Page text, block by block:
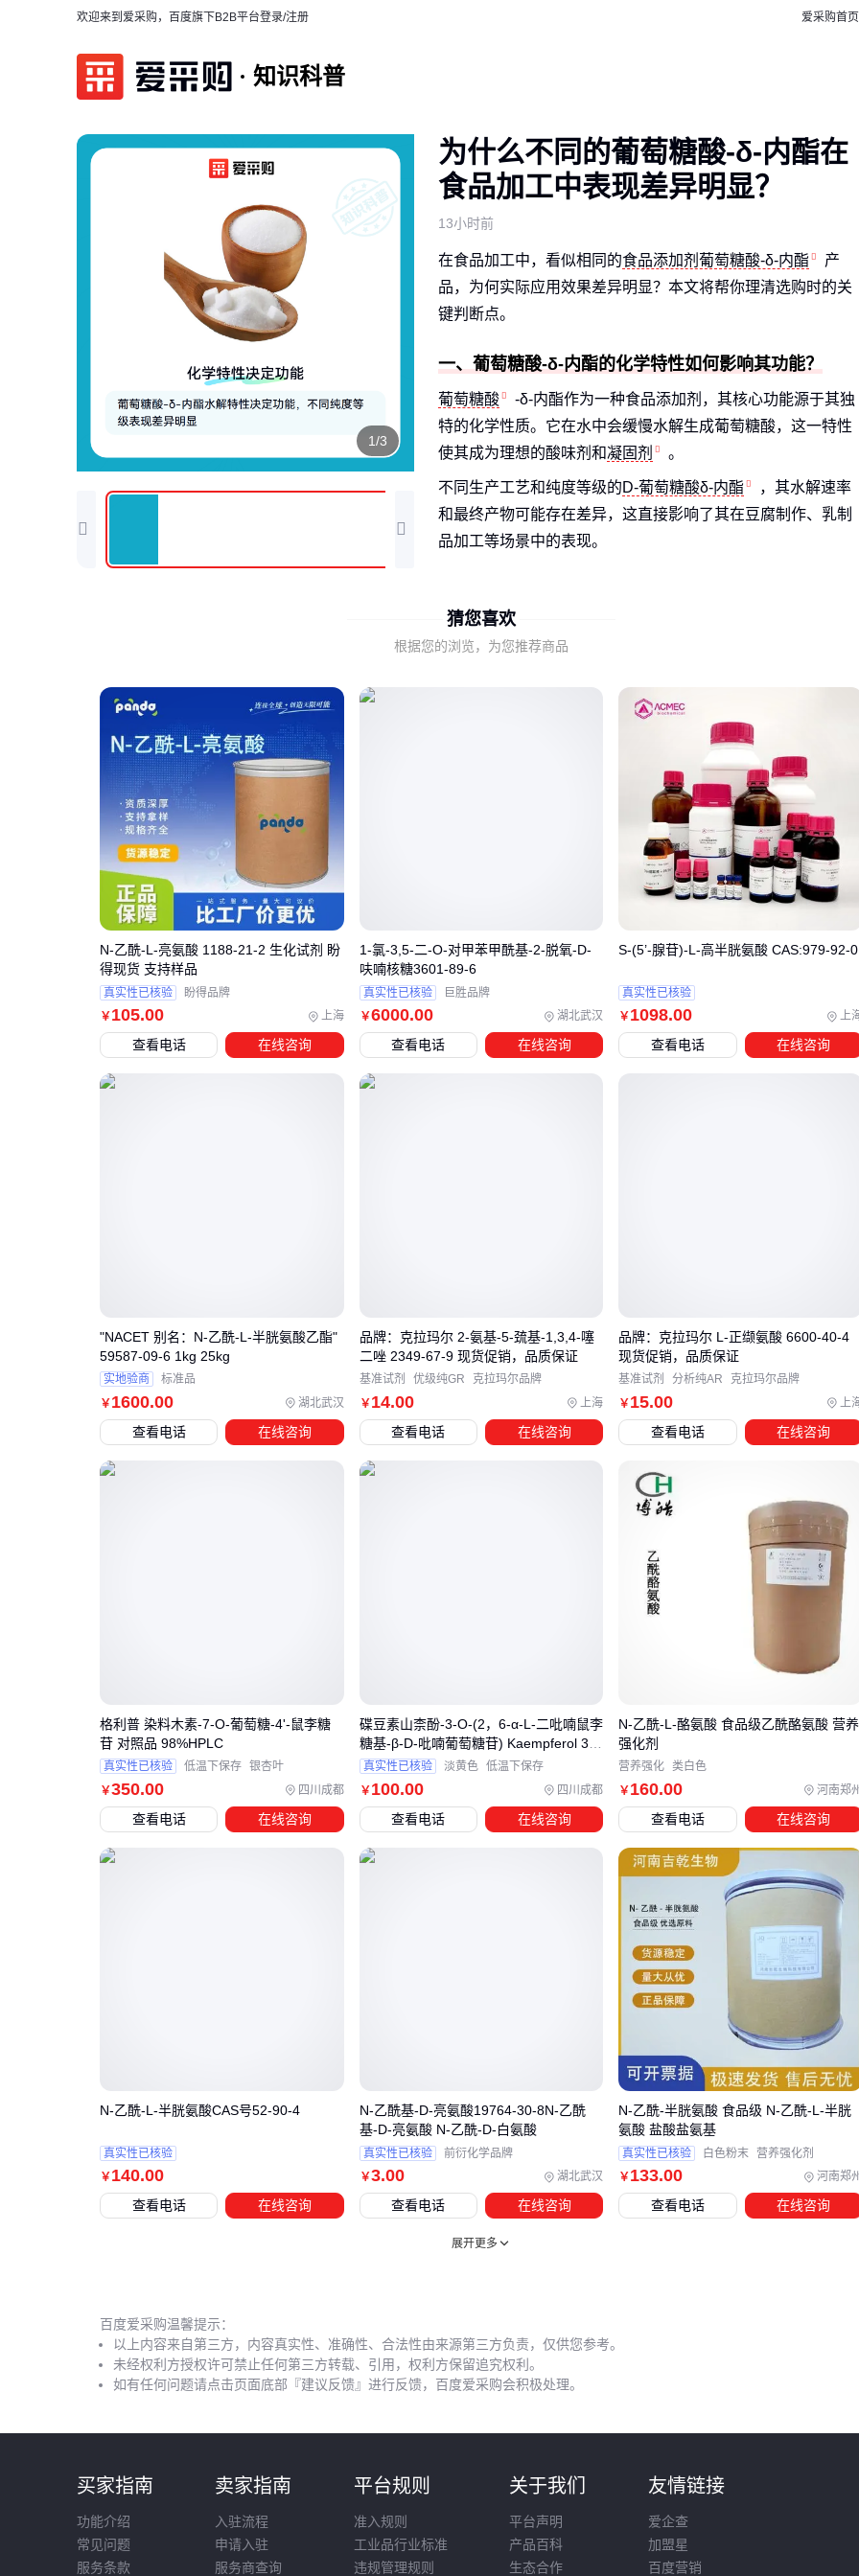
欢迎来到爱采购，百度旗下B2B平台登录/注册 爱采购首页
知识科普
1/3
为什么不同的葡萄糖酸-δ-内酯在
食品加工中表现差异明显？
13小时前
在食品加工中，看似相同的食品添加剂葡萄糖酸-δ-内酯
产
品，为何实际应用效果差异明显？本文将帮你理清选购时的关
键判断点。
一、葡萄糖酸-δ-内酯的化学特性如何影响其功能？
葡萄糖酸
-δ-内酯作为一种食品添加剂，其核心功能源于其独
特的化学性质。它在水中会缓慢水解生成葡萄糖酸，这一特性
使其成为理想的酸味剂和凝固剂 。
不同生产工艺和纯度等级的D-葡萄糖酸δ-内酯
，其水解速率
和最终产物可能存在差异，这直接影响了其在豆腐制作、乳制
品加工等场景中的表现。
产品的纯度、水解特性等关键因素。
豆腐凝固剂葡萄糖酸内酯
使用时，需要关注其凝固速度
和最终豆腐质地的平衡。水解过快的产品可能导致豆腐质地粗
糙，而水解过慢则影响生产效率。
食品级葡萄糖酸内酯
更多发挥酸味调节功
能，这时产品的溶解性和风味特性就比凝固速度更为关键。
这些差异解释了为什么同一款葡萄糖酸-δ-内酯在不同加工场景
中表现可能大相径庭。选购前明确自己的主要加工需求，是避
三、如何根据应用场景选择葡萄糖酸-δ-内酯产品？
选择葡萄糖酸-δ-内酯时，首先要明确具体的应用场景，因为不
同场景对产品的纯度、溶解速度和反应特性要求差异明显。
慢，适合需要细腻口感的豆腐；而混合使用可调整凝固时间与
质地。
最后，无论选择哪种产品，都应查看其执行标准和保质期，确
保符合食品安全要求。实际采购时，建议先索取样品进行小
四、为什么溶解设备和防护工具会影响葡萄糖酸-δ-内酯
采购食品添加剂葡萄糖酸-δ-内酯后，许多用户容易忽略配套设
备的重要性。实际上，溶解容器的材质和搅拌效率直接影响其
不锈钢溶解罐
因其耐腐蚀性和易清洁特
性，更适合长期处理酸性溶液，而普通塑料容器可能因材质不
防腐蚀手套 和护目镜
能避免粉末接触皮肤或眼睛引发的
刺激
塑料计量勺
可控制添加量，减少因称量误差导致的
成品品质波动
帮助实时监控反应条件，确保加工稳
这些配套工具看似增加初期成本，但能显著降低操作风险和生
产损耗。建议根据实际生产规模选择容量匹配的不锈钢溶解
五、哪些操作细节会让葡萄糖酸-δ-内酯的效能大打折
溶解环节是影响效果的关键节点。使用不锈钢溶解罐时，建议
先注入适量温水（40-50℃）再加入粉末，能加速溶解并减少结
块。直接倒入冷水可能导致局部浓度过高，形成难以分散的凝
需要特别注意的潜在问题：
避免与铁、铝容器长时间接触，可能引发不必要的金属离子
记录每次使用的参数（如温度、浓度、搅拌时间）有助于建立
稳定的工艺标准。遇到溶解异常时，优先检查水质硬度和容器
用场景评估溶解设备和操作流程的适配性。小型加工可先从基
解系统。最终效果差异往往来自这些容易被忽视的细节组合。
猜您喜欢
根据您的浏览，为您推荐商品
￥ 105.00 上海
N-乙酰-L-亮氨酸 1188-21-2 生化试剂 盼
得现货 支持样品
真实性已核验 盼得品牌
查看电话 在线咨询
￥6000.00 湖北武汉
1-氯-3,5-二-O-对甲苯甲酰基-2-脱氧-D-
呋喃核糖3601-89-6
真实性已核验 巨胜品牌
查看电话 在线咨询
￥ 1098.00 上
S-(5’-腺苷)-L-高半胱氨酸 CAS:979-92-0
真实性已核验
查看电话 在线咨询
￥ 1600.00 湖北武汉
"NACET 别名：N-乙酰-L-半胱氨酸乙酯"
59587-09-6 1kg 25kg
实地验商 标准品
查看电话 在线咨询
￥ 14.00 上海
品牌：克拉玛尔 2-氨基-5-巯基-1,3,4-噻
二唑 2349-67-9 现货促销，品质保证
基准试剂 优级纯GR 克拉玛尔品牌
查看电话 在线咨询
￥ 15.00 上
品牌：克拉玛尔 L-正缬氨酸 6600-40-4
现货促销，品质保证
基准试剂 分析纯AR 克拉玛尔品牌
查看电话 在线咨询
￥350.00 四川成都
格利普 染料木素-7-O-葡萄糖-4'-鼠李糖
苷 对照品 98%HPLC
真实性已核验 低温下保存 银杏叶
查看电话 在线咨询
￥100.00 四川成都
碟豆素山柰酚-3-O-(2，6-α-L-二吡喃鼠李
糖基-β-D-吡喃葡萄糖苷) Kaempferol 3-
O-(2,6-α-L- 分离纯化 HPLC≥98% 普菲
德
真实性已核验 淡黄色 低温下保存
查看电话 在线咨询
￥160.00 河南郑
N-乙酰-L-酪氨酸 食品级乙酰酪氨酸 营养
强化剂
营养强化 类白色
查看电话 在线咨询
￥ 140.00
N-乙酰-L-半胱氨酸CAS号52-90-4
真实性已核验
查看电话 在线咨询
￥3.00 湖北武汉
N-乙酰基-D-亮氨酸19764-30-8N-乙酰
基-D-亮氨酸 N-乙酰-D-白氨酸
真实性已核验 前衍化学品牌
查看电话 在线咨询
￥ 133.00 河南郑
N-乙酰-半胱氨酸 食品级 N-乙酰-L-半胱
氨酸 盐酸盐氨基
真实性已核验 白色粉末 营养强化剂
查看电话 在线咨询
展开更多
百度爱采购温馨提示：
以上内容来自第三方，内容真实性、准确性、合法性由来源第三方负责，仅供您参考。
未经权利方授权许可禁止任何第三方转载、引用，权利方保留追究权利。
如有任何问题请点击页面底部『建议反馈』进行反馈，百度爱采购会积极处理。
买家指南
功能介绍
常见问题
服务条款
卖家指南
入驻流程
申请入驻
服务商查询
平台规则
准入规则
工业品行业标准
违规管理规则
关于我们
平台声明
产品百科
生态合作
友情链接
爱企查
加盟星
百度营销